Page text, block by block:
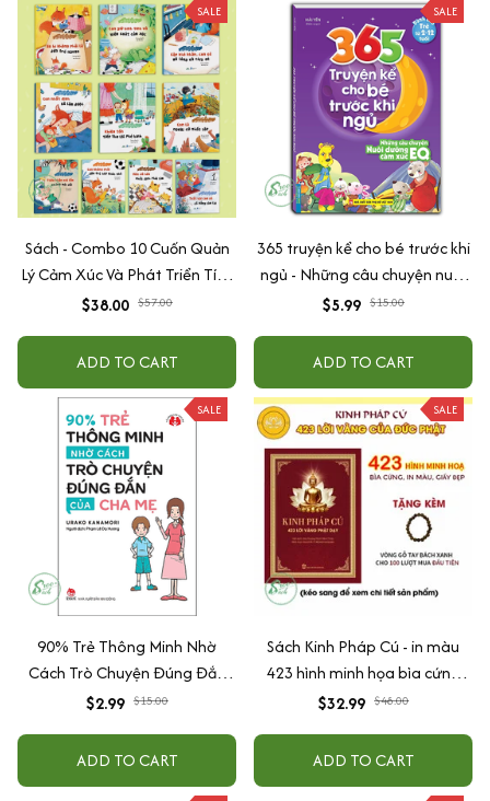
SALE
Sách - Combo 10 Cuốn Quản
Lý Cảm Xúc Và Phát Triển Tính
Cách Cho Bé Từ 2 - 6 Tuổi
$38.00 $57.00
ADD TO CART
SALE
365 truyện kể cho bé trước khi
ngủ - Những câu chuyện nuôi
dưỡng cảm xúc EQ (2-12 tuổi)
$5.99 $15.00
ADD TO CART
SALE
90% Trẻ Thông Minh Nhờ
Cách Trò Chuyện Đúng Đắn
Của Cha Mẹ
$2.99 $15.00
ADD TO CART
SALE
Sách Kinh Pháp Cú - in màu
423 hình minh họa bìa cứng
cao cấp + tặng kèm vòng tay
$32.99 $48.00
ADD TO CART